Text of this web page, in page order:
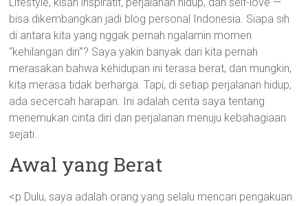
bisa dikembangkan jadi blog personal Indonesia. Siapa sih
di antara kita yang nggak pernah ngalamin momen
“kehilangan diri”? Saya yakin banyak dari kita pernah
merasakan bahwa kehidupan ini terasa berat, dan mungkin,
kita merasa tidak berharga. Tapi, di setiap perjalanan hidup,
ada secercah harapan. Ini adalah cerita saya tentang
menemukan cinta diri dan perjalanan menuju kebahagiaan
sejati.
Awal yang Berat
<p Dulu, saya adalah orang yang selalu mencari pengakuan